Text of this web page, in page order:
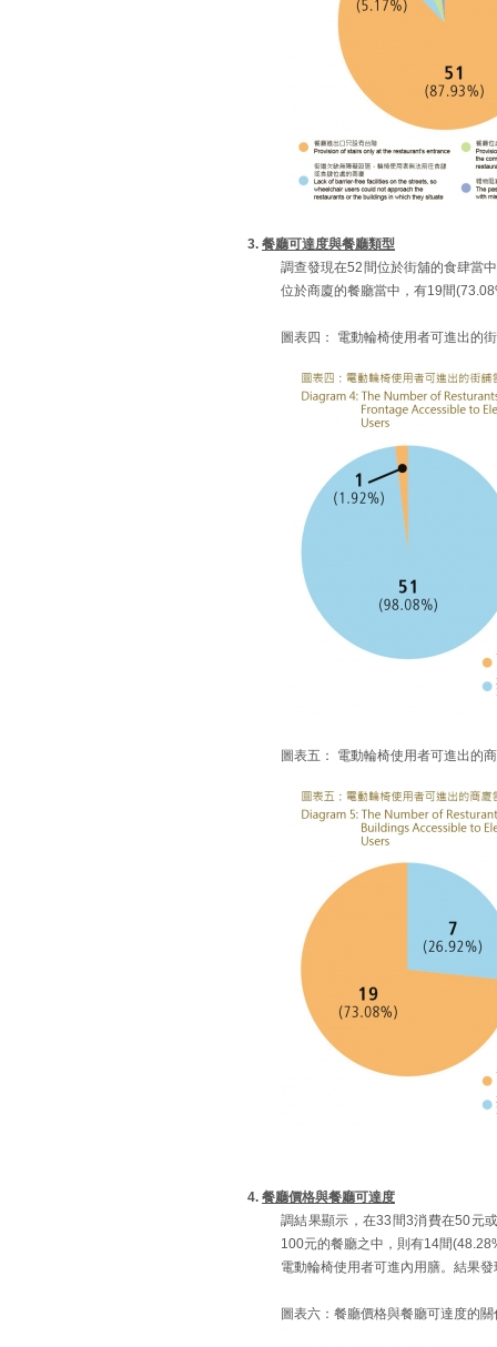
3. 餐廳可達度與餐廳類型
調查發現在52間位於街舖的食肆當
位於商廈的餐廳當中，有19間
圖表四： 電動輪椅使用者可進出的
圖表五： 電動輪椅使用者可進出的
4. 餐廳價格與餐廳可達度
調結果顯示，在33間3消費在50元
100元的餐廳之中，則有14間
電動輪椅使用者可進內用膳。結果
圖表六：餐廳價格與餐廳可達度的關